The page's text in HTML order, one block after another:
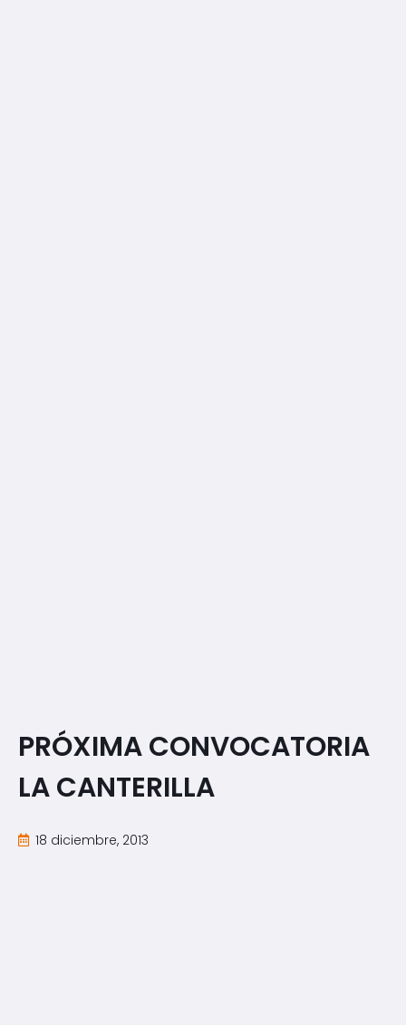
PRÓXIMA CONVOCATORIA
LA CANTERILLA
18 diciembre, 2013